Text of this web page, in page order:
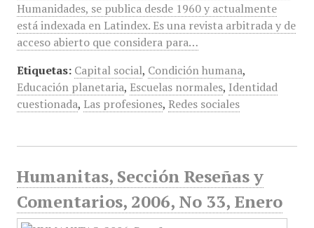
Humanidades, se publica desde 1960 y actualmente
está indexada en Latindex. Es una revista arbitrada y de
acceso abierto que considera para…
Etiquetas: Capital social, Condición humana,
Educación planetaria, Escuelas normales, Identidad
cuestionada, Las profesiones, Redes sociales
Humanitas, Sección Reseñas y
Comentarios, 2006, No 33, Enero